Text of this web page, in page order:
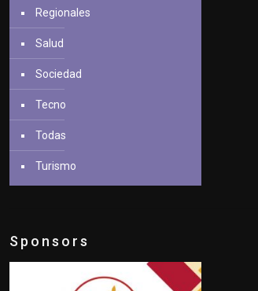
Regionales
Salud
Sociedad
Tecno
Todas
Turismo
Sponsors